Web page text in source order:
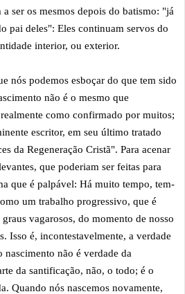
ser os mesmos depois do batismo: "já
pai deles": Eles continuam servos do
interior, ou exterior.
nós podemos esboçar do que tem sido
não é o mesmo que
como confirmado por muitos;
escritor, em seu último tratado
da Regeneração Cristã". Para acenar
que poderiam ser feitas para
que é palpável: Há muito tempo, tem-
um trabalho progressivo, que é
vagarosos, do momento de nosso
Isso é, incontestavelmente, a verdade
não é verdade da
da santificação, não, o todo; é o
Quando nós nascemos novamente,